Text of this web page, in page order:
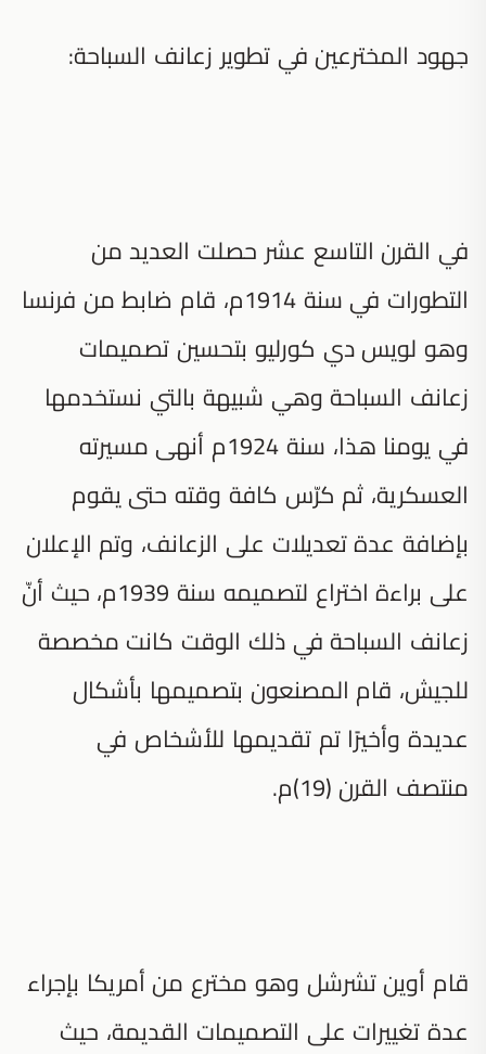
جهود المخترعين في تطوير زعانف السباحة:
في القرن التاسع عشر حصلت العديد من
التطورات في سنة 1914م، قام ضابط من فرنسا
وهو لويس دي كورليو بتحسين تصميمات
زعانف السباحة وهي شبيهة بالتي نستخدمها
في يومنا هذا، سنة 1924م أنهى مسيرته
العسكرية، ثم كرّس كافة وقته حتى يقوم
بإضافة عدة تعديلات على الزعانف، وتم الإعلان
على براءة اختراع لتصميمه سنة 1939م، حيث أنّ
زعانف السباحة في ذلك الوقت كانت مخصصة
للجيش، قام المصنعون بتصميمها بأشكال
عديدة وأخيرًا تم تقديمها للأشخاص في
منتصف القرن (19)م.
قام أوين تشرشل وهو مخترع من أمريكا بإجراء
عدة تغييرات على التصميمات القديمة، حيث